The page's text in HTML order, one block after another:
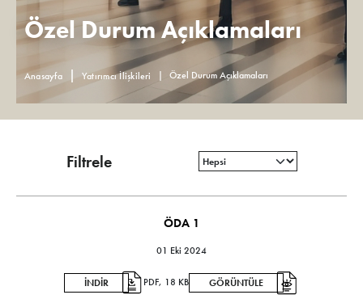
Özel Durum Açıklamaları
Anasayfa Yatırımcı İlişkileri Özel Durum Açıklamaları
Filtrele
ÖDA 1
01 Eki 2024
İNDİR PDF, 18 KB GÖRÜNTÜLE